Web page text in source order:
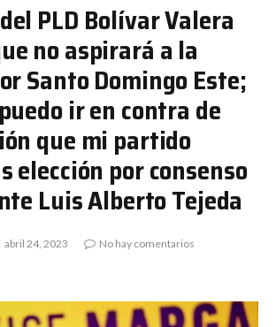
PLD Bolívar Valera
no aspirará a la
Santo Domingo Este;
ir en contra de
que mi partido
elección por consenso
Luis Alberto Tejeda
abril 24, 2023
No hay comentarios